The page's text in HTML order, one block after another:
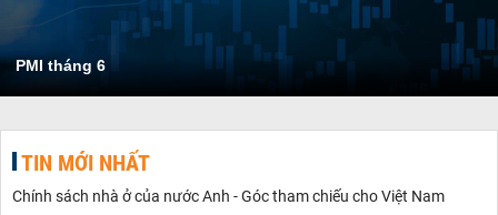
PMI tháng 6
TIN MỚI NHẤT
Chính sách nhà ở của nước Anh - Góc tham chiếu cho Việt Nam